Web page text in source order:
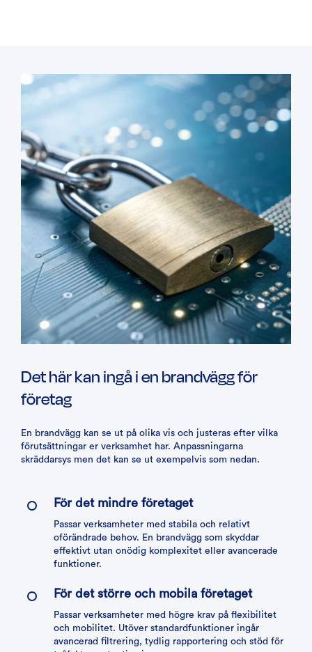
Det här kan ingå i en brandvägg för
företag
En brandvägg kan se ut på olika vis och justeras efter vilka
förutsättningar er verksamhet har. Anpassningarna
skräddarsys men det kan se ut exempelvis som nedan.
För det mindre företaget
Passar verksamheter med stabila och relativt
oförändrade behov. En brandvägg som skyddar
effektivt utan onödig komplexitet eller avancerade
funktioner.
För det större och mobila företaget
Passar verksamheter med högre krav på flexibilitet
och mobilitet. Utöver standardfunktioner ingår
avancerad filtrering, tydlig rapportering och stöd för